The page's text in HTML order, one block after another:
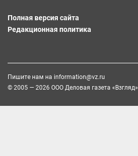
Полная версия сайта
Редакционная политика
Пишите нам на information@vz.ru
© 2005 — 2026 ООО Деловая газета «Взгляд»